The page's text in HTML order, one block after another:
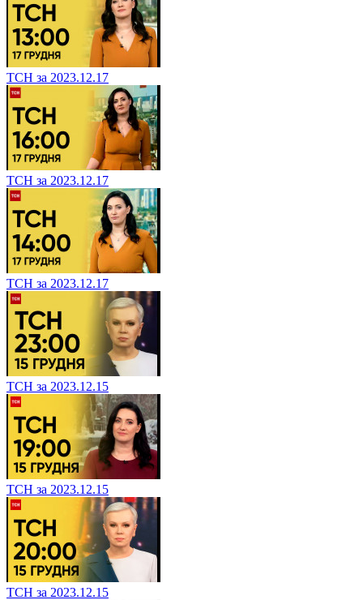
ТСН за 2023.12.17
ТСН за 2023.12.17
ТСН за 2023.12.17
ТСН за 2023.12.15
ТСН за 2023.12.15
ТСН за 2023.12.15